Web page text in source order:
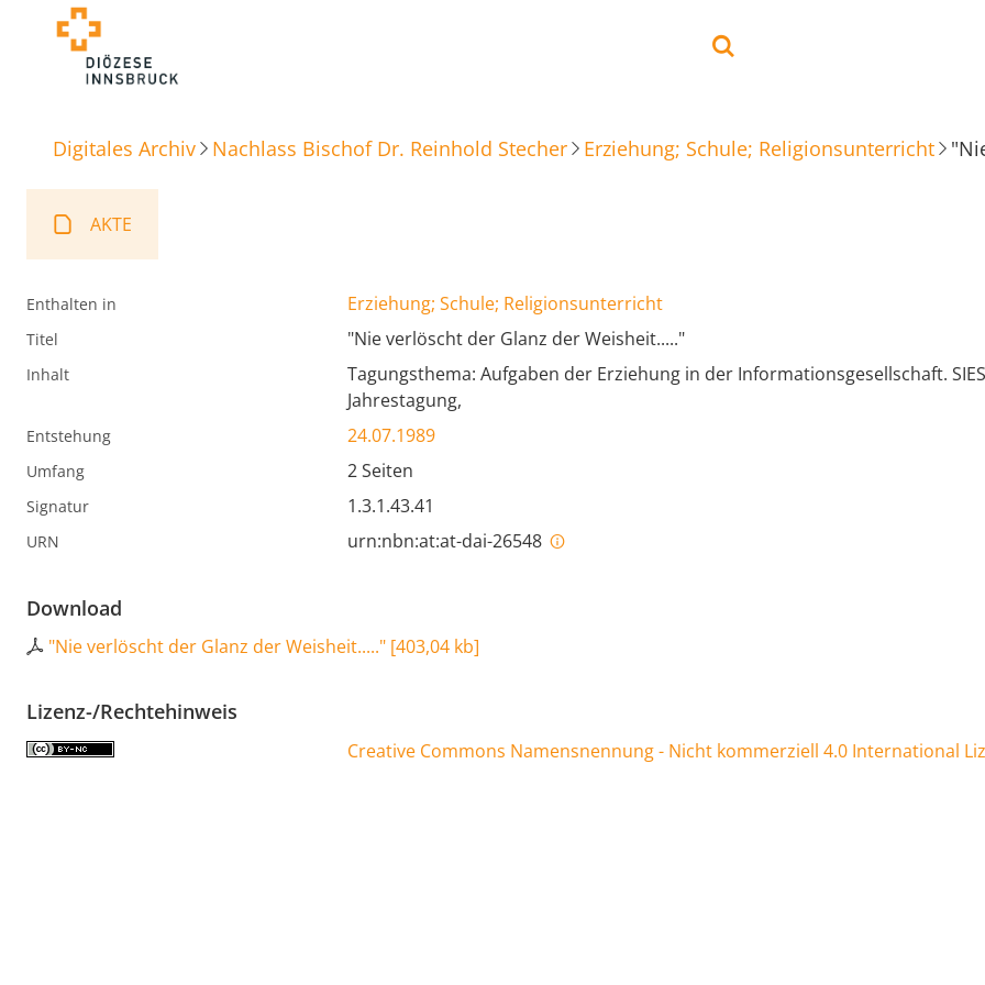
Digitales Archiv Nachlass Bischof Dr. Reinhold Stecher Erziehung; Schule; Religionsunterricht
AKTE
Enthalten in Erziehung; Schule; Religionsunterricht
Titel "Nie verlöscht der Glanz der Weisheit....."
Inhalt
Tagungsthema: Aufgaben der Erziehung in der Informationsgesellschaft.
Jahrestagung,
Entstehung 24.07.1989
Umfang 2 Seiten
Signatur 1.3.1.43.41
URN urn:nbn:at:at-dai-26548
Download
"Nie verlöscht der Glanz der Weisheit....." [403,04 kb]
Lizenz-/Rechtehinweis
Creative Commons Namensnennung - Nicht kommerziell 4.0 International